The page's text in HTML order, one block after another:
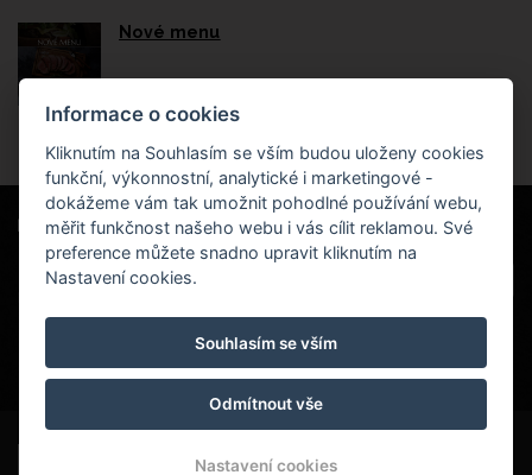
Nové menu
Hotel Červenohorské sedlo
Kouty nad Desnou 80, 788 11 Loučná nad
rezervace@hotelchs.cz
+420 724 363 234
Naši partneři
Projekt EU
Informace o cookies
Kliknutím na Souhlasím se vším budou uloženy cookies
funkční, výkonnostní, analytické i marketingové -
dokážeme vám tak umožnit pohodlné používání webu,
měřit funkčnost našeho webu i vás cílit reklamou. Své
preference můžete snadno upravit kliknutím na
Nastavení cookies.
Souhlasím se vším
Odmítnout vše
Nastavení cookies